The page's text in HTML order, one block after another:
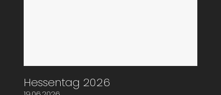
Hessentag 2026